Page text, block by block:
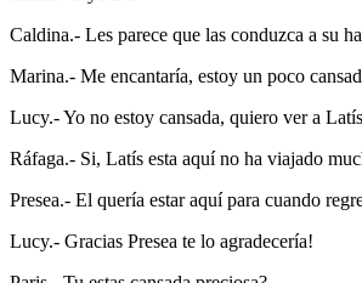
Caldina.- Les parece que las conduzca a su
Marina.- Me encantaría, estoy un poco
Lucy.- Yo no estoy cansada, quiero ver a
Ráfaga.- Si, Latís esta aquí no ha viajado
Presea.- El quería estar aquí para cuando
Lucy.- Gracias Presea te lo agradecería!